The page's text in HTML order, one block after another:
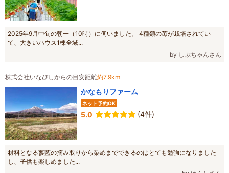
2025年9月中旬の朝一（10時）に伺いました。 4種類の苺が栽培されてい
て、大きいハウス1棟全域...
by しぶちゃんさん
株式会社いなびしからの目安距離約7.9km
かなもりファーム
ネット予約OK
5.0 (4件)
材料となる蓼藍の摘み取りから染めまでできるのはとても勉強になりました
し、子供も楽しめました...